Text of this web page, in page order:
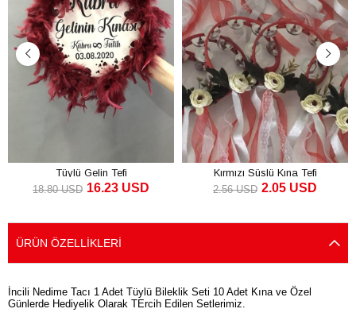
Tüylü Gelin Tefi
16.23 USD
18.80 USD
Kırmızı Süslü Kına Tefi
2.05 USD
2.56 USD
ÜRÜN ÖZELLIKLERI
İncili Nedime Tacı 1 Adet Tüylü Bileklik Seti 10 Adet Kına ve Özel
Günlerde Hediyelik Olarak TErcih Edilen Setlerimiz.